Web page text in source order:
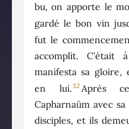
bu, on apporte le
gardé le bon vin
fut le
accomplit. C’était
manifesta sa gloire,
en lui. 12 Après
Capharnaüm avec
disciples, et ils